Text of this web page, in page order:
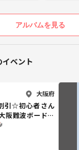
アルバムを見る
ベント
大阪府
引☆初心者さん
阪難波ボードゲ